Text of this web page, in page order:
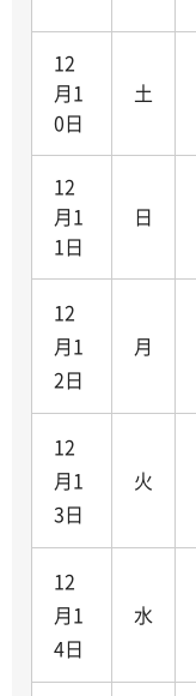
12
月1
0日
土
12
月1
1日
日
12
月1
2日
月
12
月1
3日
火
12
月1
4日
水